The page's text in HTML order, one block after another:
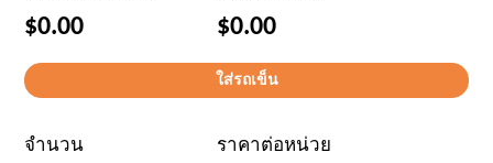
$0.00 $0.00
จำนวน
ราคาต่อหน่วย